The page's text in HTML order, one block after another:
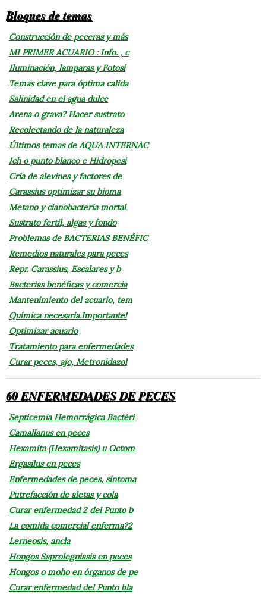
Bloques de temas
Construcción de peceras y más
MI PRIMER ACUARIO : Info. , c
Iluminación, lamparas y Fotosí
Temas clave para óptima calida
Salinidad en el agua dulce
Arena o grava? Hacer sustrato
Recolectando de la naturaleza
Últimos temas de AQUA INTERNAC
Ich o punto blanco e Hidropesi
Cría de alevines y factores de
Carassius optimizar su bioma
Metano y cianobacteria mortal
Sustrato fertil, algas y fondo
Problemas de BACTERIAS BENÉFIC
Remedios naturales para peces
Repr. Carassius, Escalares y b
Bacterias benéficas y comercia
Mantenimiento del acuario, tem
Química necesaria.Importante!
Optimizar acuario
Tratamiento para enfermedades
Curar peces, ajo, Metronidazol
60 ENFERMEDADES DE PECES
Septicemia Hemorrágica Bactéri
Camallanus en peces
Hexamita (Hexamitasis) u Octom
Ergasilus en peces
Enfermedades de peces, síntoma
Putrefacción de aletas y cola
Curar enfermedad 2 del Punto b
La comida comercial enferma?2
Lerneosis, ancla
Hongos Saprolegniasis en peces
Hongos o moho en órganos de pe
Curar enfermedad del Punto bla